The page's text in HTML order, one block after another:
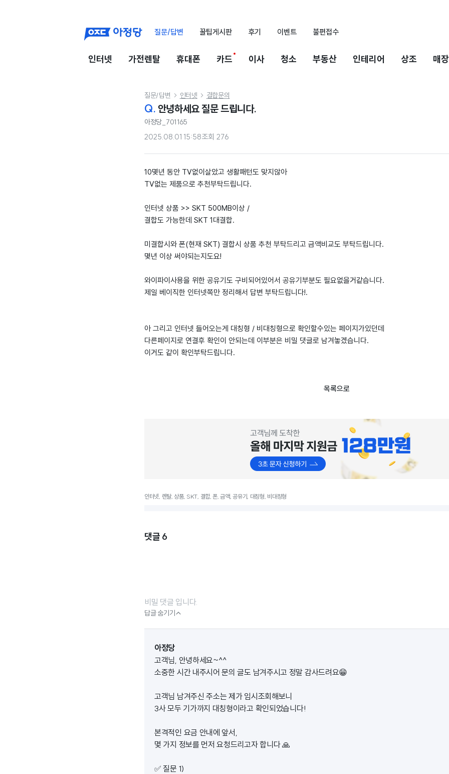
질문/답변 꿀팁게시판 후기 이벤트 불편접수
인터넷 가전렌탈 휴대폰 카드 이사 청소 부동산 인테리어 상조 매
질문/답변  인터넷  결합문의
Q. 안녕하세요 질문 드립니다.
아정당_701165
2025.08.01 15:58조회 276
10몇년 동안 TV없이살았고 생활패턴도 맞지않아
TV없는 제품으로 추천부탁드립니다.
인터넷 상품 >> SKT 500MB이상 /
결합도 가능한데 SKT 1대결합.
미결합시와 폰(현재 SKT) 결합시 상품 추천 부탁드리고 금액비교도 부탁드립니다.
몇년 이상 써야되는지도요!
와이파이사용을 위한 공유기도 구비되어있어서 공유기부분도 필요없을거같습니다.
제일 베이직한 인터넷쪽만 정리해서 답변 부탁드립니다!.
아 그리고 인터넷 들어오는게 대칭형 / 비대칭형으로 확인할수있는 페이지가있던데
다른페이지로 연결후 확인이 안되는데 이부분은 비밀 댓글로 남겨놓겠습니다.
이거도 같이 확인부탁드립니다.
목록으로
인터넷, 렌탈, 상품, SKT, 결합, 폰, 금액, 공유기, 대칭형, 비대칭형
댓글 6
비밀 댓글 입니다.
답글 숨기기
아정당
고객님, 안녕하세요~^^
소중한 시간 내주시어 문의 글도 남겨주시고 정말 감사드려요😁
고객님 남겨주신 주소는 제가 임시조회해보니
3사 모두 기가까지 대칭형이라고 확인되었습니다!
본격적인 요금 안내에 앞서,
몇 가지 정보를 먼저 요청드리고자 합니다 🙏
✅ 질문 1)